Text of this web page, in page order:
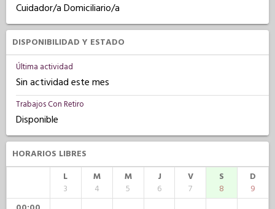
Cuidador/a Domiciliario/a
DISPONIBILIDAD Y ESTADO
Última actividad
Sin actividad este mes
Trabajos Con Retiro
Disponible
HORARIOS LIBRES
L
3
M
4
M
5
J
6
V
7
S
8
D
9